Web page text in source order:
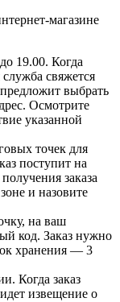
магазине
19.00. Когда
служба свяжется
выбрать
Осмотрите
указанной
точек для
поступит на
заказа
и назовите
на ваш
код. Заказ нужно
хранения — 3
Когда заказ
извещение о